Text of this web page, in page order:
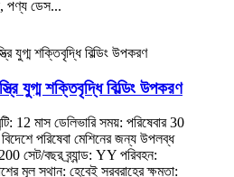
পণ্য ডেস...
যুগ্ম শক্তিবৃদ্ধি বিল্ডিং উপকরণ
12 মাস ডেলিভারি সময়: পরিষেবার 30
পরিষেবা মেশিনের জন্য উপলব্ধ
সেট/বছর ব্র্যান্ড: YY পরিবহন:
মূল স্থান: হেবেই সরবরাহের ক্ষমতা: